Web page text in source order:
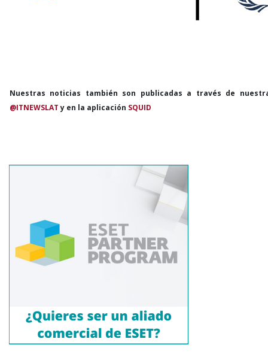
Nuestras noticias también son publicadas a través de
@ITNEWSLATy en la aplicación SQUID